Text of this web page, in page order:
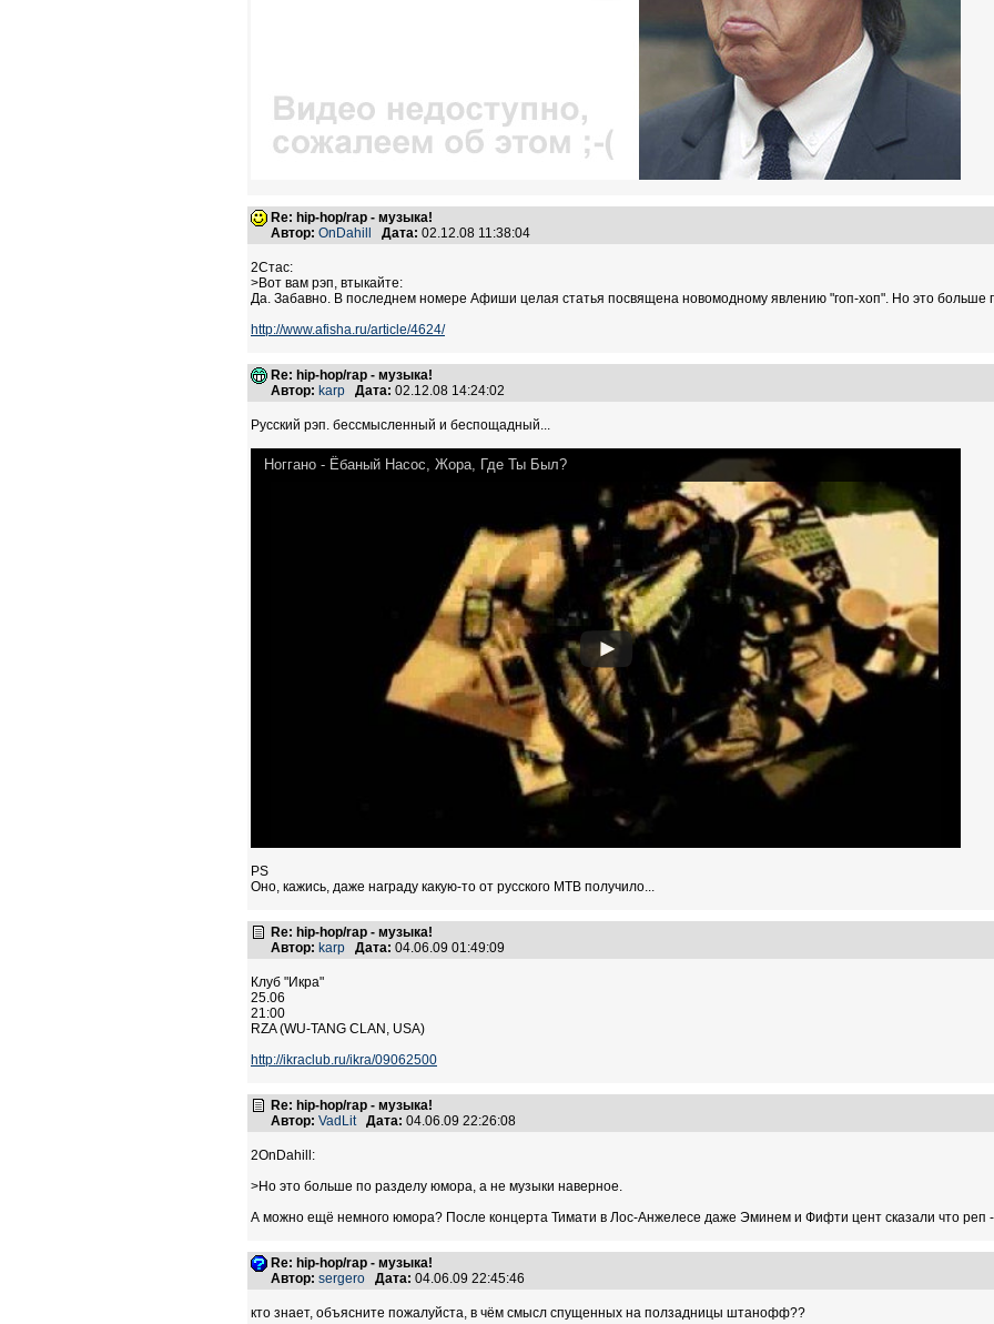
Re: hip-hop/rap - музыка!
Автор: OnDahill Дата: 02.12.08 11:38:04
2Стас:
>Вот вам рэп, втыкайте:
Да. Забавно. В последнем номере Афиши целая статья посвящена новомодному явлению "гоп-хоп". Но это больше
http://www.afisha.ru/article/4624/
Re: hip-hop/rap - музыка!
Автор: karp Дата: 02.12.08 14:24:02
Русский рэп. бессмысленный и беспощадный...
Ноггано - Ёбаный Насос, Жора, Где Ты Был?
PS
Оно, кажись, даже награду какую-то от русского МТВ получило...
Re: hip-hop/rap - музыка!
Автор: karp Дата: 04.06.09 01:49:09
Клуб "Икра"
25.06
21:00
RZA (WU-TANG CLAN, USA)
http://ikraclub.ru/ikra/09062500
Re: hip-hop/rap - музыка!
Автор: VadLit Дата: 04.06.09 22:26:08
2OnDahill:
>Но это больше по разделу юмора, а не музыки наверное.
А можно ещё немного юмора? После концерта Тимати в Лос-Анжелесе даже Эминем и Фифти цент сказали что реп -
Re: hip-hop/rap - музыка!
Автор: sergero Дата: 04.06.09 22:45:46
кто знает, объясните пожалуйста, в чём смысл спущенных на ползадницы штанофф??